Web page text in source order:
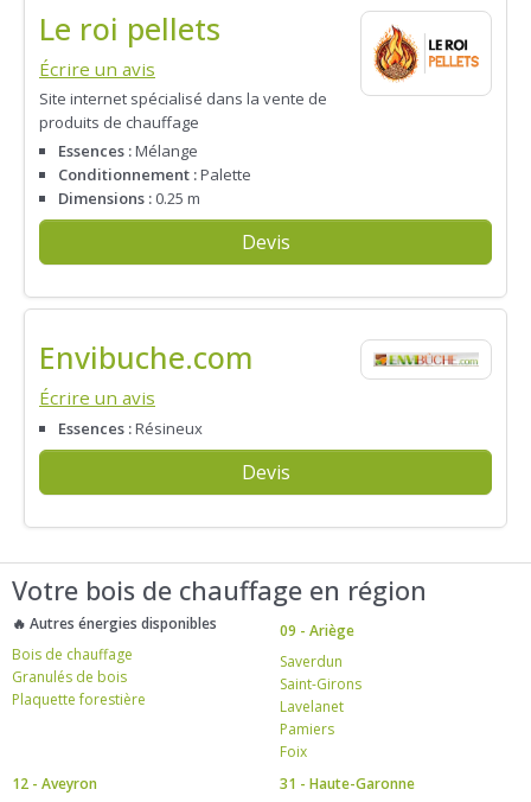
Le roi pellets
Écrire un avis
Site internet spécialisé dans la vente de
produits de chauffage
Essences :Mélange
Conditionnement :Palette
Dimensions : 0.25 m
Devis
Envibuche.com
Écrire un avis
Essences :Résineux
Devis
Votre bois de chauffage en région
🔥 Autres énergies disponibles
Bois de chauffage
Granulés de bois
Plaquette forestière
09 - Ariège
Saverdun
Saint-Girons
Lavelanet
Pamiers
Foix
12 - Aveyron
31 - Haute-Garonne